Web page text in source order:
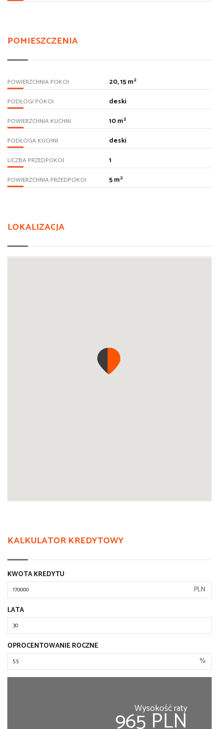
POMIESZCZENIA
POWIERZCHNIA POKOI 20, 15 m2
PODŁOGI POKOI deski
POWIERZCHNIA KUCHNI 10 m2
PODŁOGA KUCHNI deski
LICZBA PRZEDPOKOI 1
POWIERZCHNIA PRZEDPOKOI 5 m2
LOKALIZACJA
KALKULATOR KREDYTOWY
KWOTA KREDYTU
PLN
LATA
OPROCENTOWANIE ROCZNE
%
Wysokość raty
965 PLN